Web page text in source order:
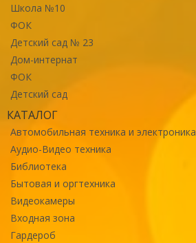
Школа №10
ФОК
Детский сад № 23
Дом-интернат
ФОК
Детский сад
КАТАЛОГ
Автомобильная техника и электроника
Аудио-Видео техника
Библиотека
Бытовая и оргтехника
Видеокамеры
Входная зона
Гардероб